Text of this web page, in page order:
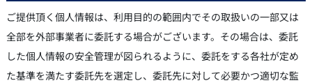
ご提供頂く個人情報は、利用目的の範囲内でその取扱いの一部又は
全部を外部事業者に委託する場合がございます。その場合は、委託
した個人情報の安全管理が図られるように、委託をする各社が定め
た基準を満たす委託先を選定し、委託先に対して必要かつ適切な監